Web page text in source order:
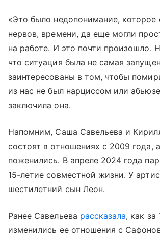
«Это было недопонимание, которое
нервов, времени, да еще могли
на работе. И это почти произошло.
что ситуация была не самая
заинтересованы в том, чтобы
из нас не был нарциссом или
заключила она.
Напомним, Саша Савельева и
состоят в отношениях с 2009 года,
поженились. В апреле 2024 года
15-летие совместной жизни. У
шестилетний сын Леон.
Ранее Савельева рассказала, как за
изменились ее отношения с